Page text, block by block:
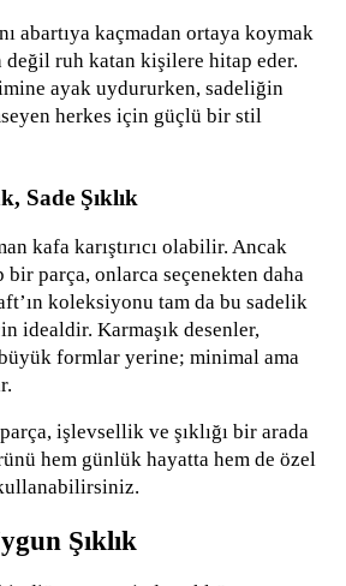
abartıya kaçmadan ortaya koymak
değil ruh katan kişilere hitap eder.
ayak uydururken, sadeliğin
herkes için güçlü bir stil
Sade Şıklık
kafa karıştırıcı olabilir. Ancak
bir parça, onlarca seçenekten daha
koleksiyonu tam da bu sadelik
idealdir. Karmaşık desenler,
büyük formlar yerine; minimal ama
işlevsellik ve şıklığı bir arada
hem günlük hayatta hem de özel
Şıklık